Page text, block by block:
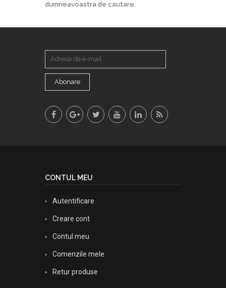
dumneavoastra de cautare.
Abonare
CONTUL MEU
Autentificare
Creare cont
Contul meu
Comenzile mele
Retur produse